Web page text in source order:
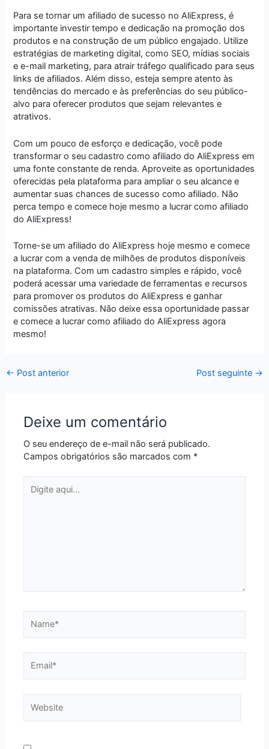
Para se tornar um afiliado de sucesso no AliExpress, é
importante investir tempo e dedicação na promoção dos
produtos e na construção de um público engajado. Utilize
estratégias de marketing digital, como SEO, mídias sociais
e e-mail marketing, para atrair tráfego qualificado para seus
links de afiliados. Além disso, esteja sempre atento às
tendências do mercado e às preferências do seu público-
alvo para oferecer produtos que sejam relevantes e
atrativos.
Com um pouco de esforço e dedicação, você pode
transformar o seu cadastro como afiliado do AliExpress em
uma fonte constante de renda. Aproveite as oportunidades
oferecidas pela plataforma para ampliar o seu alcance e
aumentar suas chances de sucesso como afiliado. Não
perca tempo e comece hoje mesmo a lucrar como afiliado
do AliExpress!
Torne-se um afiliado do AliExpress hoje mesmo e comece
a lucrar com a venda de milhões de produtos disponíveis
na plataforma. Com um cadastro simples e rápido, você
poderá acessar uma variedade de ferramentas e recursos
para promover os produtos do AliExpress e ganhar
comissões atrativas. Não deixe essa oportunidade passar
e comece a lucrar como afiliado do AliExpress agora
mesmo!
← Post anterior Post seguinte →
Deixe um comentário
O seu endereço de e-mail não será publicado.
Campos obrigatórios são marcados com *
aqui...